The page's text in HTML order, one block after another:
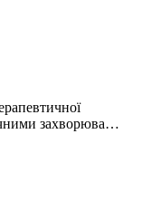
захворюва…